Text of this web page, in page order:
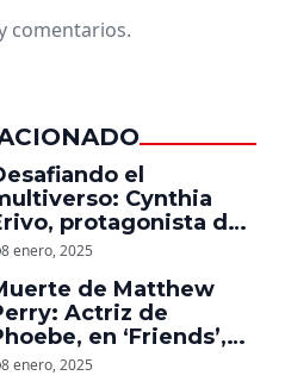
comentarios.
el
Cynthia
protagonista de
quiere ser
8 enero, 2025
de Matthew
Actriz de
en ‘Friends’,
un emotivo
8 enero, 2025